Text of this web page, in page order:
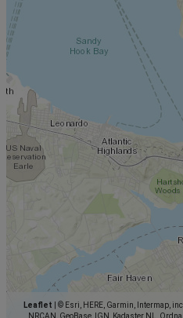
Leaflet
© Esri, HERE, Garmin, Intermap,